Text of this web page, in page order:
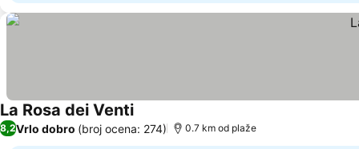
La Rosa dei Venti
8,2Vrlo dobro (broj ocena: 274) 0.7 km od plaže